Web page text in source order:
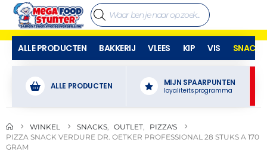
ALLE PRODUCTEN BAKKERIJ VLEES KIP VIS SNACKS
ALLE PRODUCTEN MIJN SPAARPUNTEN
loyaliteitsprogramma
WINKEL SNACKS OUTLET
PIZZA'S
PIZZA SNACK VERDURE DR. OETKER PROFESSIONAL 28 STUKS A 170
GRAM